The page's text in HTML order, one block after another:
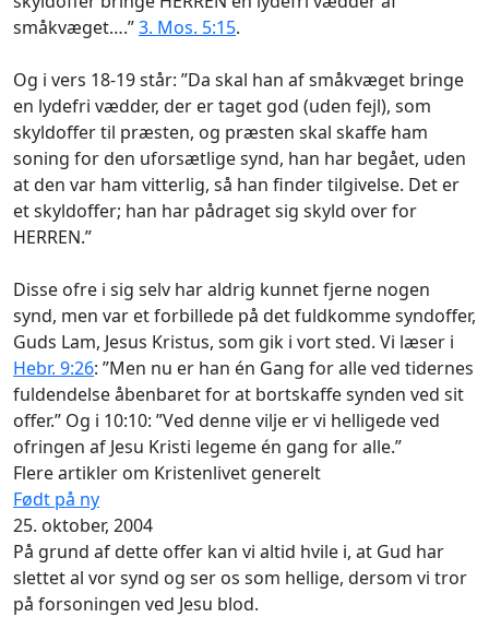
småkvæget….”3. Mos. 5:15.
Og i vers 18-19 står: ”Da skal han af småkvæget bringe
en lydefri vædder, der er taget god (uden fejl), som
skyldoffer til præsten, og præsten skal skaffe ham
soning for den uforsætlige synd, han har begået, uden
at den var ham vitterlig, så han finder tilgivelse. Det er
et skyldoffer; han har pådraget sig skyld over for
HERREN.”
Disse ofre i sig selv har aldrig kunnet fjerne nogen
synd, men var et forbillede på det fuldkomme syndoffer,
Guds Lam, Jesus Kristus, som gik i vort sted. Vi læser i
Hebr. 9:26: ”Men nu er han én Gang for alle ved tidernes
fuldendelse åbenbaret for at bortskaffe synden ved sit
offer.” Og i 10:10: ”Ved denne vilje er vi helligede ved
ofringen af Jesu Kristi legeme én gang for alle.”
Flere artikler om Kristenlivet generelt
Født på ny
25. oktober, 2004
På grund af dette offer kan vi altid hvile i, at Gud har
slettet al vor synd og ser os som hellige, dersom vi tror
på forsoningen ved Jesu blod.